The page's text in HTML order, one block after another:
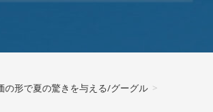
の形で夏の驚きを与える/グーグル >